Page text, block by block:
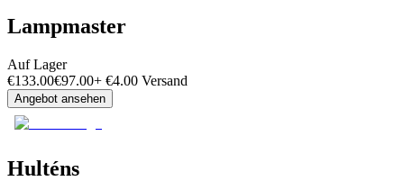
Lampmaster
Auf Lager
€133.00€97.00+ €4.00 Versand
Angebot ansehen
Hulténs